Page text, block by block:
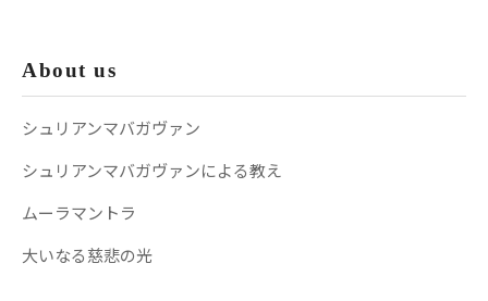
About us
シュリアンマバガヴァン
シュリアンマバガヴァンによる教え
ムーラマントラ
大いなる慈悲の光